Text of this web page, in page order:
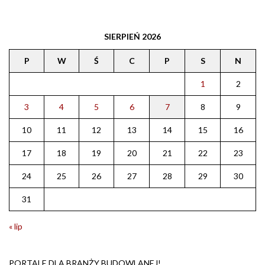
SIERPIEŃ 2026
P W Ś C P S N
1 2
3 4 5 6 7 8 9
10 11 12 13 14 15 16
17 18 19 20 21 22 23
24 25 26 27 28 29 30
31
« lip
PORTALE DLA BRANŻY BUDOWLANEJ!